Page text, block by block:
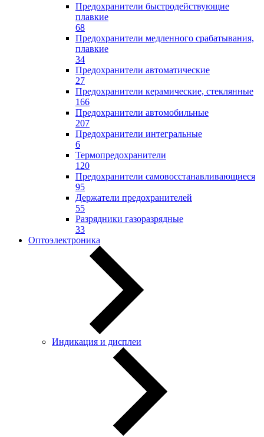
Предохранители быстродействующие
плавкие
68
Предохранители медленного срабатывания,
плавкие
34
Предохранители автоматические
27
Предохранители керамические, стеклянные
166
Предохранители автомобильные
207
Предохранители интегральные
6
Термопредохранители
120
Предохранители самовосстанавливающиеся
95
Держатели предохранителей
55
Разрядники газоразрядные
33
Оптоэлектроника
Индикация и дисплеи